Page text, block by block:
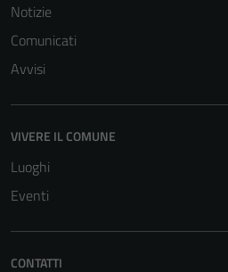
Notizie
Comunicati
Avvisi
VIVERE IL COMUNE
Luoghi
Eventi
CONTATTI